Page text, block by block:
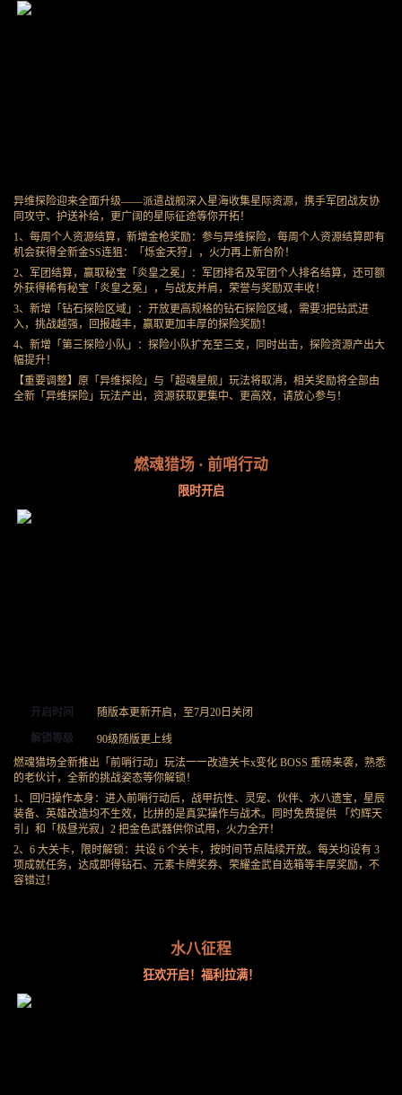
异维探险迎来全面升级——派遣战舰深入星海收集星际资源，携手军团战友协
同攻守、护送补给，更广阔的星际征途等你开拓！
1、每周个人资源结算，新增金枪奖励：参与异维探险，每周个人资源结算即有
机会获得全新金SS连狙：「烁金天狩」，火力再上新台阶！
2、军团结算，赢取秘宝「炎皇之冕」：军团排名及军团个人排名结算，还可额
外获得稀有秘宝「炎皇之冕」，与战友并肩，荣誉与奖励双丰收！
3、新增「钻石探险区域」：开放更高规格的钻石探险区域，需要3把钻武进
入，挑战越强，回报越丰，赢取更加丰厚的探险奖励！
4、新增「第三探险小队」：探险小队扩充至三支，同时出击，探险资源产出大
幅提升！
【重要调整】原「异维探险」与「超魂星舰」玩法将取消，相关奖励将全部由
全新「异维探险」玩法产出，资源获取更集中、更高效，请放心参与！
燃魂猎场 · 前哨行动
限时开启
开启时间 随版本更新开启，至7月20日关闭
解锁等级
90级随版更上线
燃魂猎场全新推出「前哨行动」玩法一一改造关卡x变化 BOSS 重磅来袭，熟悉
的老伙计，全新的挑战姿态等你解锁！
1、回归操作本身：进入前哨行动后，战甲抗性、灵宠、伙伴、水八遗宝，星辰
装备、英雄改造均不生效，比拼的是真实操作与战术。同时免费提供 「灼辉天
引」和「极昼光寂」2 把金色武器供你试用，火力全开！
2、6 大关卡，限时解锁：共设 6 个关卡，按时间节点陆续开放。每关均设有 3
项成就任务，达成即得钻石、元素卡牌奖券、荣耀金武自选箱等丰厚奖励，不
容错过！
水八征程
狂欢开启！福利拉满！